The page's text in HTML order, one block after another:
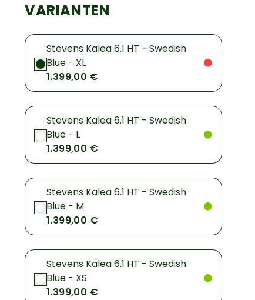
VARIANTEN
Stevens Kalea 6.1 HT - Swedish
Blue - XL
1.399,00 €
Stevens Kalea 6.1 HT - Swedish
Blue - L
1.399,00 €
Stevens Kalea 6.1 HT - Swedish
Blue - M
1.399,00 €
Stevens Kalea 6.1 HT - Swedish
Blue - XS
1.399,00 €